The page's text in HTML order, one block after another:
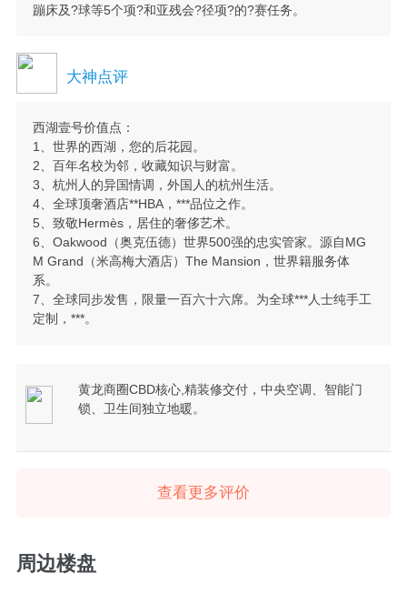
蹦床及?球等5个项?和亚残会?径项?的?赛任务。
大神点评
西湖壹号价值点：
1、世界的西湖，您的后花园。
2、百年名校为邻，收藏知识与财富。
3、杭州人的异国情调，外国人的杭州生活。
4、全球顶奢酒店**HBA，***品位之作。
5、致敬Hermès，居住的奢侈艺术。
6、Oakwood（奥克伍德）世界500强的忠实管家。源自MG
M Grand（米高梅大酒店）The Mansion，世界籍服务体
系。
7、全球同步发售，限量一百六十六席。为全球***人士纯手工
定制，***。
黄龙商圈CBD核心,精装修交付，中央空调、智能门
锁、卫生间独立地暖。
查看更多评价
周边楼盘